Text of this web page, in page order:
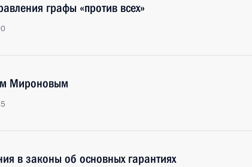
графы «против всех»
Мироновым
в законы об основных гарантиях